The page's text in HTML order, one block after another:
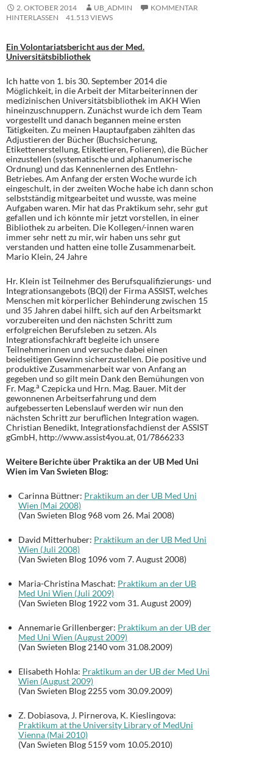
2. OKTOBER 2014 UB_ADMIN
KOMMENTAR
HINTERLASSEN
41.513 VIEWS
Ein Volontariatsbericht aus der Med.
Universitätsbibliothek
Ich hatte von 1. bis 30. September 2014 die
Möglichkeit, in die Arbeit der Mitarbeiterinnen der
medizinischen Universitätsbibliothek im AKH Wien
hineinzuschnuppern. Zunächst wurde ich dem Team
vorgestellt und danach begannen meine ersten
Tätigkeiten. Zu meinen Hauptaufgaben zählten das
Adjustieren der Bücher (Buchsicherung,
Etikettenerstellung, Etikettieren, Folieren), die Bücher
einzustellen (systematische und alphanumerische
Ordnung) und das Kennenlernen des Entlehn-
Betriebes. Am Anfang der ersten Woche wurde ich
eingeschult, in der zweiten Woche habe ich dann schon
selbstständig mitgearbeitet und wusste, was meine
Aufgaben waren. Mir hat das Praktikum sehr, sehr gut
gefallen und ich könnte mir jetzt vorstellen, in einer
Bibliothek zu arbeiten. Die Kollegen/-innen waren
immer sehr nett zu mir, wir haben uns sehr gut
verstanden und hatten eine tolle Zusammenarbeit.
Mario Klein, 24 Jahre
Hr. Klein ist Teilnehmer des Berufsqualifizierungs- und
Integrationsangebots (BQI) der Firma ASSIST, welches
Menschen mit körperlicher Behinderung zwischen 15
und 35 Jahren dabei hilft, sich auf den Arbeitsmarkt
vorzubereiten und den nächsten Schritt zum
erfolgreichen Berufsleben zu setzen. Als
Integrationsfachkraft begleite ich unsere
Teilnehmerinnen und versuche dabei einen
beidseitigen Gewinn sicherzustellen. Die positive und
produktive Zusammenarbeit war von Anfang an
gegeben und so gilt mein Dank den Bemühungen von
Fr. Mag.a Czepicka und Hrn. Mag. Bauer. Mit der
gewonnenen Arbeitserfahrung und dem
aufgebesserten Lebenslauf werden wir nun den
nächsten Schritt zur beruflichen Integration wagen.
Christian Benedikt, Integrationsfachdienst der ASSIST
gGmbH, http://www.assist4you.at, 01/7866233
Weitere Berichte über Praktika an der UB Med Uni
Wien im Van Swieten Blog:
Carinna Büttner: Praktikum an der UB Med Uni
Wien (Mai 2008)
(Van Swieten Blog 968 vom 26. Mai 2008)
David Mitterhuber: Praktikum an der UB Med Uni
Wien (Juli 2008)
(Van Swieten Blog 1096 vom 7. August 2008)
Maria-Christina Maschat: Praktikum an der UB
Med Uni Wien (Juli 2009)
(Van Swieten Blog 1922 vom 31. August 2009)
Annemarie Grillenberger: Praktikum an der UB der
Med Uni Wien (August 2009)
(Van Swieten Blog 2140 vom 31.08.2009)
Elisabeth Hohla: Praktikum an der UB der Med Uni
Wien (August 2009)
(Van Swieten Blog 2255 vom 30.09.2009)
Z. Dobiasova, J. Pirnerova, K. Kieslingova:
Praktikum at the University Library of MedUni
Vienna (Mai 2010)
(Van Swieten Blog 5159 vom 10.05.2010)